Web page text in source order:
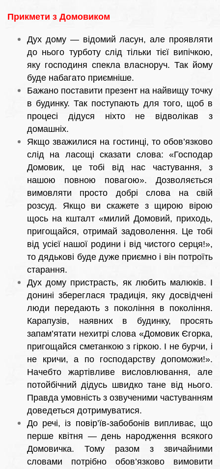
Прикмети з Домовиком
Дух дому — відомий ласун, але проявляти
до нього турботу слід тільки тієї випічкою,
яку господиня спекла власноруч. Так йому
буде набагато приємніше.
Бажано поставити презент на найвищу точку
в будинку. Так поступають для того, щоб в
процесі дідуся ніхто не відволікав з
домашніх.
Якщо зважилися на гостинці, то обов’язково
слід на ласощі сказати слова: «Господар
Домовик, це тобі від нас частування, з
нашою повною повагою». Дозволяється
вимовляти просто добрі слова на свій
розсуд. Якщо ви скажете з щирою вірою
щось на кшталт «милий Домовий, приходь,
пригощайся, отримай задоволення. Це тобі
від усієї нашої родини і від чистого серця!»,
то дядькові буде дуже приємно і він потроїть
старання.
Дух дому пристрасть, як любить малюків. І
донині збереглася традиція, яку досвідчені
люди передають з покоління в покоління.
Карапузів, наявних в будинку, просять
запам’ятати нехитрі слова «Домовик Єгорка,
пригощайся сметанкою з гіркою. І не бурчи, і
не кричи, а по господарству допоможи!».
Начебто жартівливе висловлювання, але
потойбічний дідусь швидко тане від нього.
Правда умовність з озвученими частуванням
доведеться дотримуватися.
До речі, із повір’їв-забобонів випливає, що
перше квітня — день народження всякого
Домовичка. Тому разом з звичайними
словами потрібно обов’язково вимовити